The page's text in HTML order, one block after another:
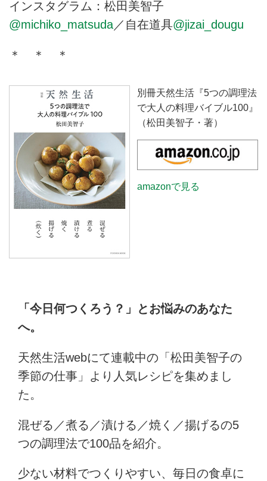
インスタグラム：松田美智子
@michiko_matsuda／自在道具@jizai_dougu
＊ ＊ ＊
別冊天然生活『5つの調理法
で大人の料理バイブル100』
（松田美智子・著）
amazonで見る
「今日何つくろう？」とお悩みのあなた
へ。
天然生活webにて連載中の「松田美智子の
季節の仕事」より人気レシピを集めまし
た。
混ぜる／煮る／漬ける／焼く／揚げるの5
つの調理法で100品を紹介。
少ない材料でつくりやすい、毎日の食卓に